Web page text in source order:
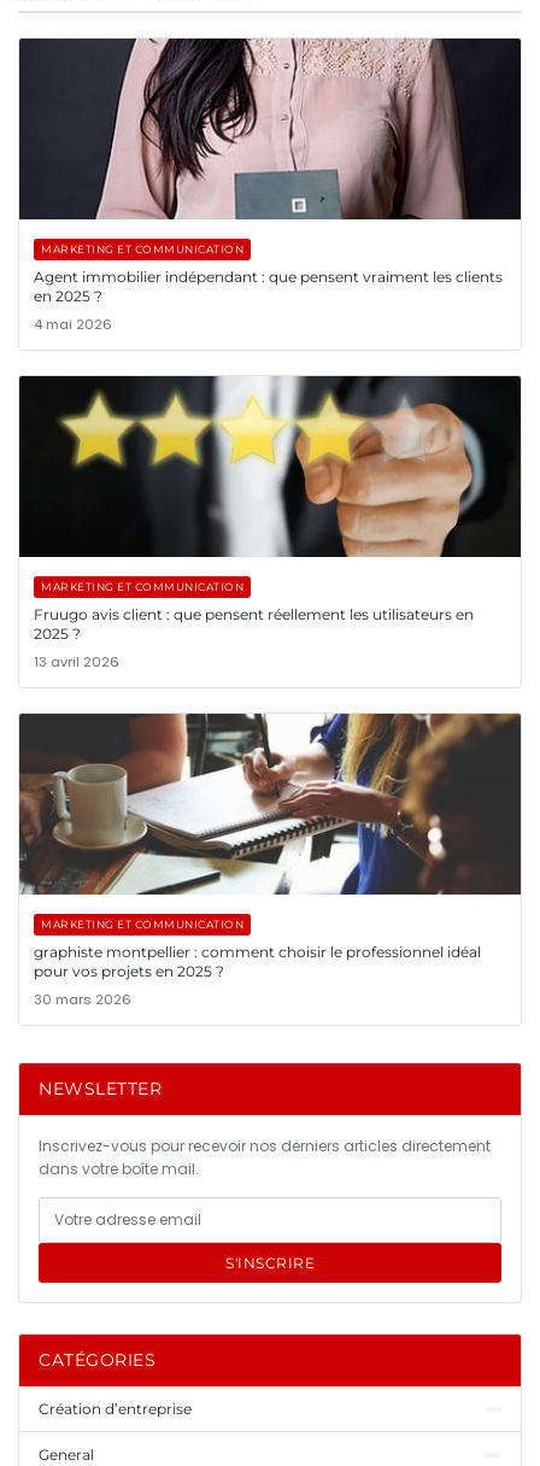
MARKETING ET COMMUNICATION
Agent immobilier indépendant : que pensent vraiment les clients
en 2025 ?
4 mai 2026
MARKETING ET COMMUNICATION
Fruugo avis client : que pensent réellement les utilisateurs en
2025 ?
13 avril 2026
MARKETING ET COMMUNICATION
graphiste montpellier : comment choisir le professionnel idéal
pour vos projets en 2025 ?
30 mars 2026
NEWSLETTER
Inscrivez-vous pour recevoir nos derniers articles directement
dans votre boîte mail.
S'INSCRIRE
CATÉGORIES
Création d’entreprise
General